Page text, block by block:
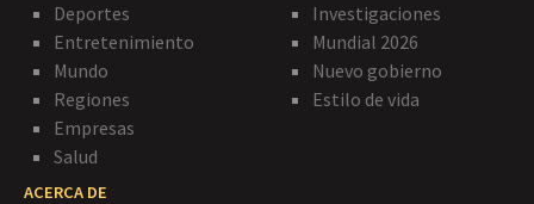
Deportes
Entretenimiento
Mundo
Regiones
Empresas
Salud
Investigaciones
Mundial 2026
Nuevo gobierno
Estilo de vida
ACERCA DE